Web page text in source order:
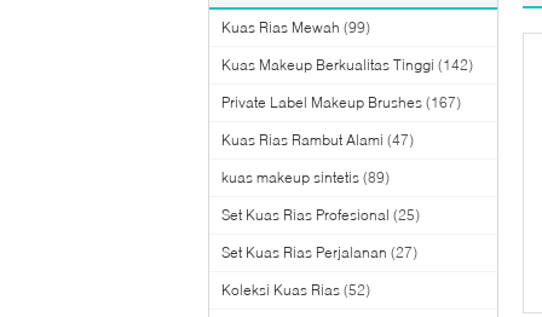
Kuas Rias Mewah (99)
Kuas Makeup Berkualitas Tinggi (142)
Private Label Makeup Brushes (167)
Kuas Rias Rambut Alami (47)
kuas makeup sintetis (89)
Set Kuas Rias Profesional (25)
Set Kuas Rias Perjalanan (27)
Koleksi Kuas Rias (52)